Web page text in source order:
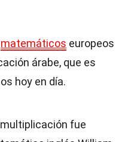
matemáticos europeos
árabe, que es
hoy en día.
fue